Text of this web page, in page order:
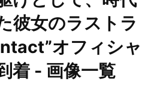
彼女のラストラ
オフィシャ
着 - 画像一覧